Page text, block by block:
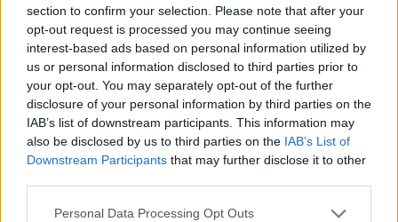
section to confirm your selection. Please note that after your
opt-out request is processed you may continue seeing
interest-based ads based on personal information utilized by
us or personal information disclosed to third parties prior to
your opt-out. You may separately opt-out of the further
disclosure of your personal information by third parties on the
IAB’s list of downstream participants. This information may
also be disclosed by us to third parties on the IAB’s List of
Downstream Participants that may further disclose it to other
Please note that this website/app uses one or more Google
Personal Data Processing Opt Outs
2000 /2000
Υποβολή σχολίου
Όροι Χρήσης. Το site προστατεύεται από reCAPTCHA, ισχύουν
Lifestyle